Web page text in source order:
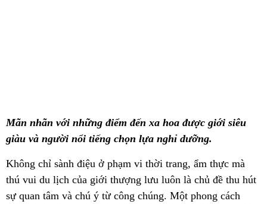
Mãn nhãn với những điểm đến xa hoa được giới siêu
giàu và người nổi tiếng chọn lựa nghỉ dưỡng.
Không chỉ sành điệu ở phạm vi thời trang, ẩm thực mà
thú vui du lịch của giới thượng lưu luôn là chủ đề thu hút
sự quan tâm và chú ý từ công chúng. Một phong cách